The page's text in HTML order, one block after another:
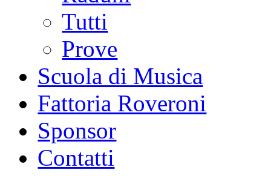
Tutti
Prove
Scuola di Musica
Fattoria Roveroni
Sponsor
Contatti